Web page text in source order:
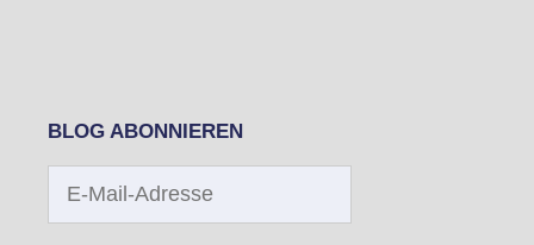
BLOG ABONNIEREN